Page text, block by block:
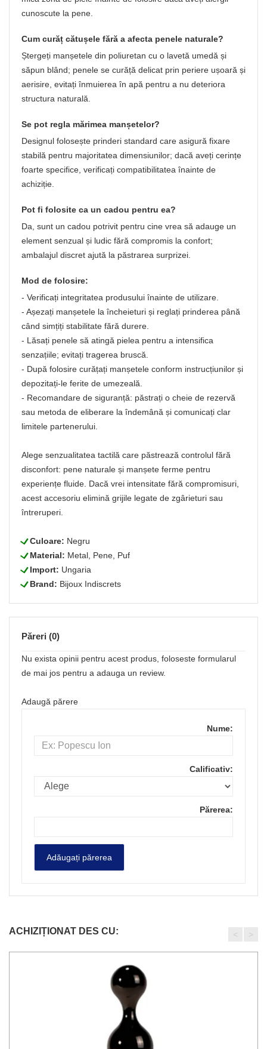
cunoscute la pene.
Cum curăț cătușele fără a afecta penele naturale?
Ștergeți manșetele din poliuretan cu o lavetă umedă și
săpun blând; penele se curăță delicat prin periere ușoară și
aerisire, evitați înmuierea în apă pentru a nu deteriora
structura naturală.
Se pot regla mărimea manșetelor?
Designul folosește prinderi standard care asigură fixare
stabilă pentru majoritatea dimensiunilor; dacă aveți cerințe
foarte specifice, verificați compatibilitatea înainte de
achiziție.
Pot fi folosite ca un cadou pentru ea?
Da, sunt un cadou potrivit pentru cine vrea să adauge un
element senzual și ludic fără compromis la confort;
ambalajul discret ajută la păstrarea surprizei.
Mod de folosire:
- Verificați integritatea produsului înainte de utilizare.
- Așezați manșetele la încheieturi și reglați prinderea până
când simțiți stabilitate fără durere.
- Lăsați penele să atingă pielea pentru a intensifica
senzațiile; evitați tragerea bruscă.
- După folosire curățați manșetele conform instrucțiunilor și
depozitați-le ferite de umezeală.
- Recomandare de siguranță: păstrați o cheie de rezervă
sau metoda de eliberare la îndemână și comunicați clar
limitele partenerului.
Alege senzualitatea tactilă care păstrează controlul fără
disconfort: pene naturale și manșete ferme pentru
experiențe fluide. Dacă vrei intensitate fără compromisuri,
acest accesoriu elimină grijile legate de zgârieturi sau
întreruperi.
LCuloare: Negru
LMaterial: Metal, Pene, Puf
LImport: Ungaria
LBrand: Bijoux Indiscrets
Păreri (0)
Nu exista opinii pentru acest produs, foloseste formularul
de mai jos pentru a adauga un review.
Adaugă părere
Nume:
Calificativ:
Părerea:
ACHIZIȚIONAT DES CU: < >